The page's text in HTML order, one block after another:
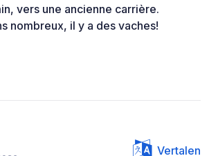
vers une ancienne carrière.
nombreux, il y a des vaches!
Vertalen